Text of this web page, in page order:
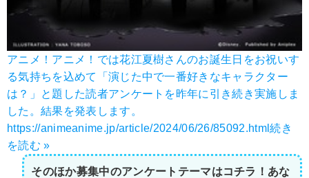
アニメ！アニメ！では花江夏樹さんのお誕生日をお祝いす
る気持ちを込めて「演じた中で一番好きなキャラクター
は？」と題した読者アンケートを昨年に引き続き実施しま
した。結果を発表します。
https://animeanime.jp/article/2024/06/26/85092.html続き
を読む »
そのほか募集中のアンケートテーマはコチラ！あな